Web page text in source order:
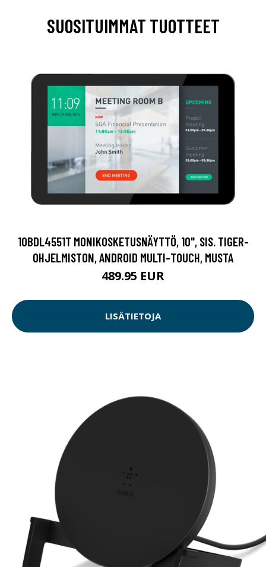
SUOSITUIMMAT TUOTTEET
10BDL4551T MONIKOSKETUSNÄYTTÖ, 10", SIS. TIGER-
OHJELMISTON, ANDROID MULTI-TOUCH, MUSTA
489.95 EUR
LISÄTIETOJA